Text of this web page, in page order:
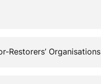
Restorers’ Organisations